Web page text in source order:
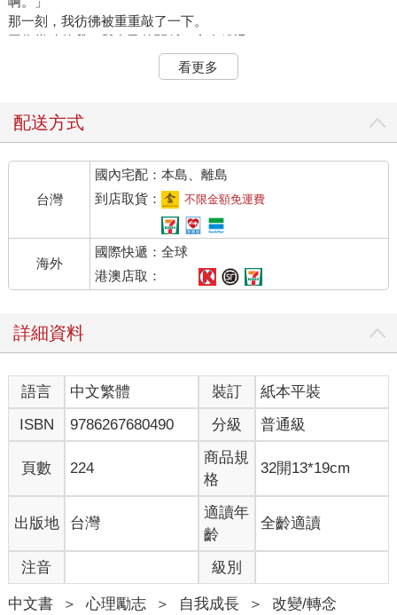
那一刻，我彷彿被重重敲了一下。
因為當時的我，與自己的關係，實在糟透了。
「我是個丟臉又糟糕的人。」
只會麻煩
我以為鞭策自己才會成長，結果卻是日漸萎靡、自信崩塌，甚至
什麼事都做不了。
有一次，在課堂小組裡，我隨口說出：「我真的很糟……」
在日本，這也許只是再平常不過的謙虛開場白。
但在場同學們卻驚訝地瞪大眼，急切地說：
「怎麼會！絕對不是這樣！」
「妳很棒啊，別再這樣說自己了！」
那份真誠的關心，讓我差點落淚。同時我也意識到：
「在這裡，貶低自己竟然是一件那麼奇怪的事。」
我想：「好，我也要學會肯定自己。」可當我真正嘗試時，卻發
現太難了。「我沒有優點，也不堅強，根本找不到任何值得稱讚
的地方！」
心裡滿是抗拒。
「愛自己需要根據？！根本不需要那種東西啊！想要好好對待自
己，本來就不用拿出什麼證明。而且，你覺得自己一無是處，也
沒有什麼決定性的根據，不是嗎？」
「你就是你，這樣就有價值了。不是因為有些事你做得好才有價
值，也不是因為有些事不擅長就沒有價值。這樣的說法根本不成
立啊！你也不會用這種角度去衡量身邊的同學吧？」
「所以啊，你也要好好珍惜自己。就像你會對重要的朋友說話一
樣，試著把那份溫柔用在自己身上。」
看更多
配送方式
台灣
國內宅配：本島、離島
到店取貨：
不限金額免運費
海外
國際快遞：全球
港澳店取：
詳細資料
語言 中文繁體 裝訂
紙本平裝
ISBN
9786267680490 分級 普通級
頁數 224
商品規
格
32開13*19cm
出版地 台灣
適讀年
齡
全齡適讀
注音 級別
中文書 ＞ 心理勵志 ＞ 自我成長 ＞ 改變/轉念